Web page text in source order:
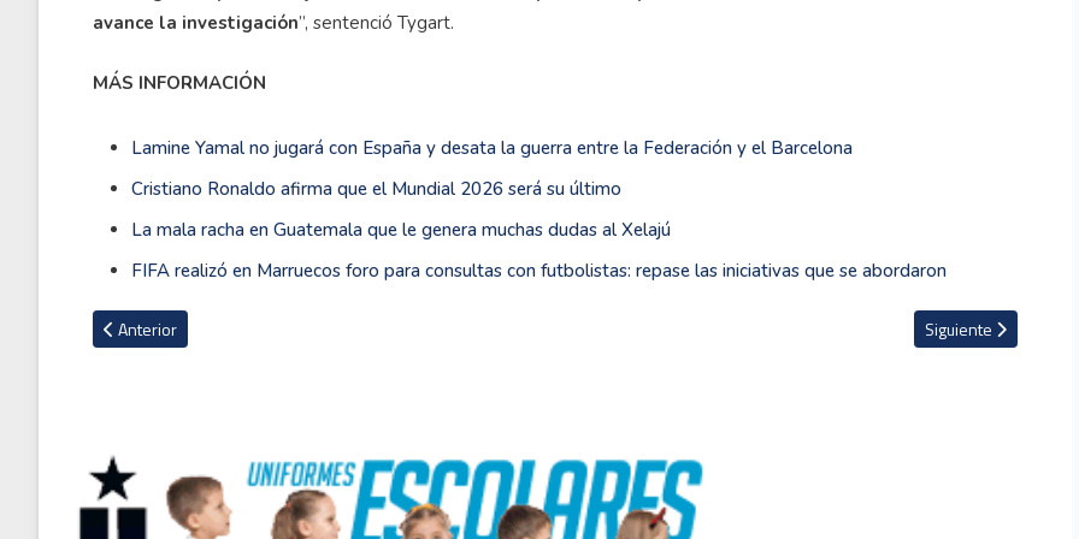
avance la investigación”, sentenció Tygart.
MÁS INFORMACIÓN
Lamine Yamal no jugará con España y desata la guerra entre la Federación y el Barcelona
Cristiano Ronaldo afirma que el Mundial 2026 será su último
La mala racha en Guatemala que le genera muchas dudas al Xelajú
FIFA realizó en Marruecos foro para consultas con futbolistas: repase las iniciativas que se abordaron
Artículo anterior: La nieta del Donald Trump e hija de la pareja de Tiger Woods debutará en la LPGA Tour con 18 años
Anterior Artículo siguiente:
Siguiente